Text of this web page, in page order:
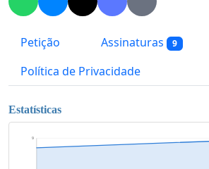
Petição Assinaturas 9
Política de Privacidade
Estatísticas
9